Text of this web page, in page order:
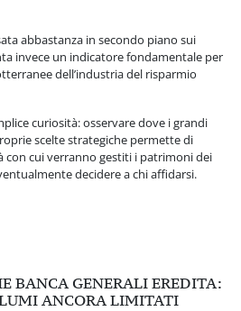
abbastanza in secondo piano sui
invece un indicatore fondamentale per
dell’industria del risparmio
curiosità: osservare dove i grandi
scelte strategiche permette di
con cui verranno gestiti i patrimoni dei
decidere a chi affidarsi.
BANCA GENERALI EREDITA:
ANCORA LIMITATI